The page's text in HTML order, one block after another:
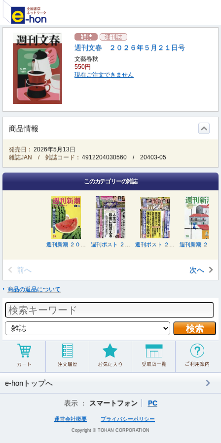
週刊文春 ２０２６年５月２１日号
文藝春秋
550円
現在ご注文できません
商品情報
発売日： 2026年5月13日
雑誌JAN / 雑誌コード： 4912204030560 /20403-05
このカテゴリーの雑誌
前へ 次へ
商品の返品について
e-honトップへ
表示 ： スマートフォン PC
運営会社概要 プライバシーポリシー
Copyright © TOHAN CORPORATION